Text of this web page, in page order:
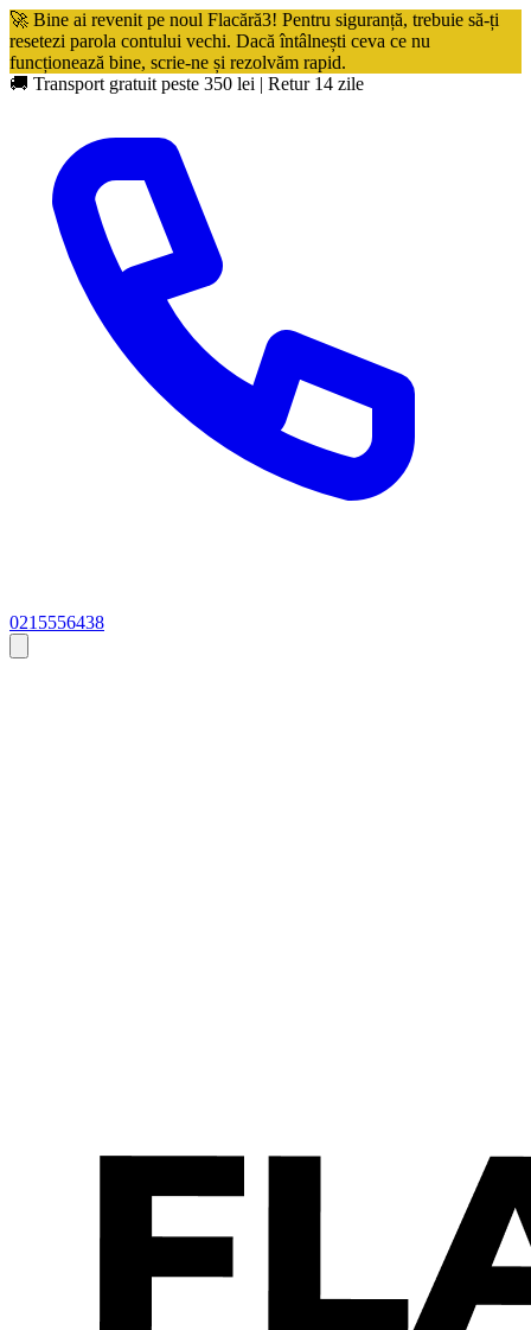
🚀 Bine ai revenit pe noul Flacără3! Pentru siguranță, trebuie să-ți
resetezi parola contului vechi. Dacă întâlnești ceva ce nu
funcționează bine, scrie-ne și rezolvăm rapid.
🚚 Transport gratuit peste 350 lei | Retur 14 zile
0215556438